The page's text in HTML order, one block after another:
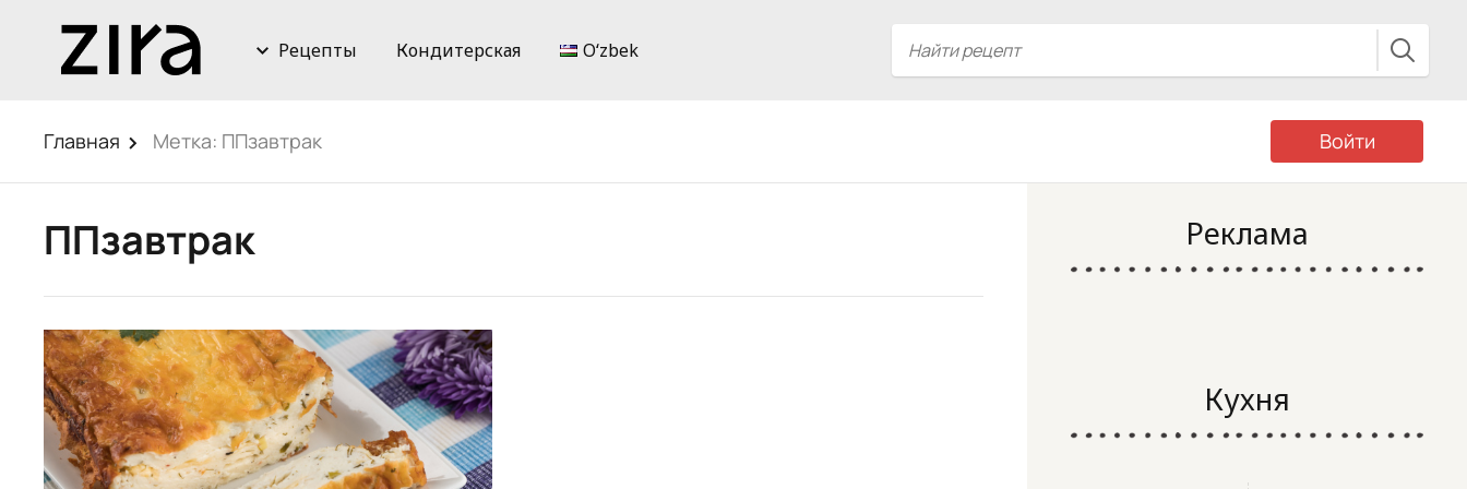
Рецепты Кондитерская Oʻzbek
Главная Метка: ППзавтрак Войти
ППзавтрак Реклама
Кухня